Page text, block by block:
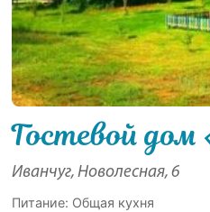
Гостевой дом
Иванчуг, Новолесная, 6
Питание: Общая кухня